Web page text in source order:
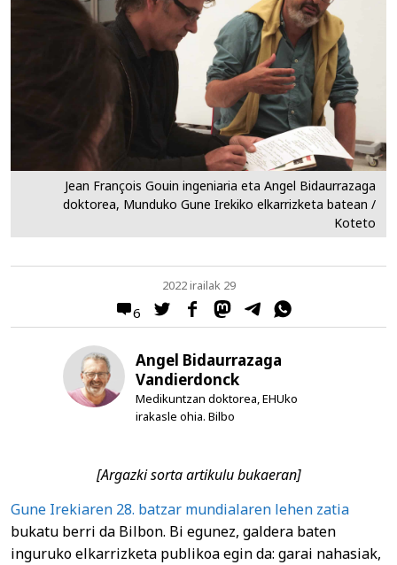
Jean François Gouin ingeniaria eta Angel Bidaurrazaga
doktorea, Munduko Gune Irekiko elkarrizketa batean /
Koteto
6
2022 irailak 29
Angel Bidaurrazaga
Vandierdonck
Medikuntzan doktorea, EHUko
irakasle ohia. Bilbo
[Argazki sorta artikulu bukaeran]
Gune Irekiaren 28. batzar mundialaren lehen zatia
bukatu berri da Bilbon. Bi egunez, galdera baten
inguruko elkarrizketa publikoa egin da: garai nahasiak,